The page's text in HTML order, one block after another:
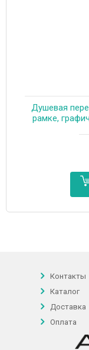
Душевая
рамке,
Контакты
Каталог
Доставка
Оплата